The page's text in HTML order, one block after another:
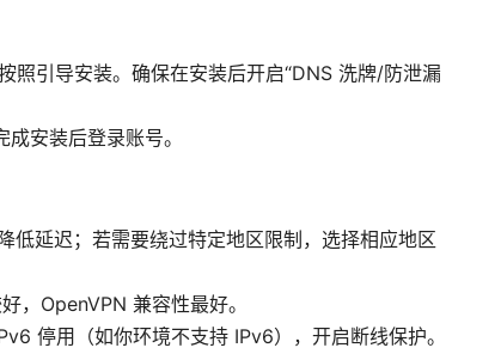
引导安装。确保在安装后开启“DNS 洗牌/防泄漏
安装后登录账号。
低延迟；若需要绕过特定地区限制，选择相应地区
，OpenVPN 兼容性最好。
停用（如你环境不支持 IPv6），开启断线保护。